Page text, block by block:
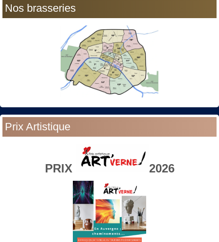
Nos brasseries
Prix Artistique
PRIX 2026